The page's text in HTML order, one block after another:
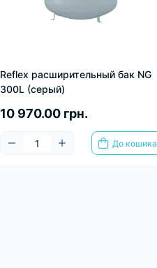
Reflex расширительный бак NG
300L (серый)
10 970.00 грн.
До кошика